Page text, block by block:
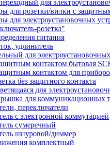
для
для розетки/вилки с
для электроустановочных
розетка"
питания
удлинитель
для
контактом бытовая
контактом для
без защитного контакта
для
для коммуникационных
переключатели
с электронной коммутацией
сумеречный
шнуровой/диммер
комплектный